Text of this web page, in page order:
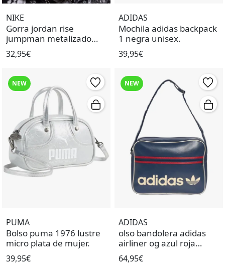
NIKE
Gorra jordan rise
jumpman metalizado
negro unisex.
32,95€
ADIDAS
Mochila adidas backpack
1 negra unisex.
39,95€
NEW
PUMA
Bolso puma 1976 lustre
micro plata de mujer.
39,95€
NEW
ADIDAS
olso bandolera adidas
airliner og azul roja
unisex.
64,95€